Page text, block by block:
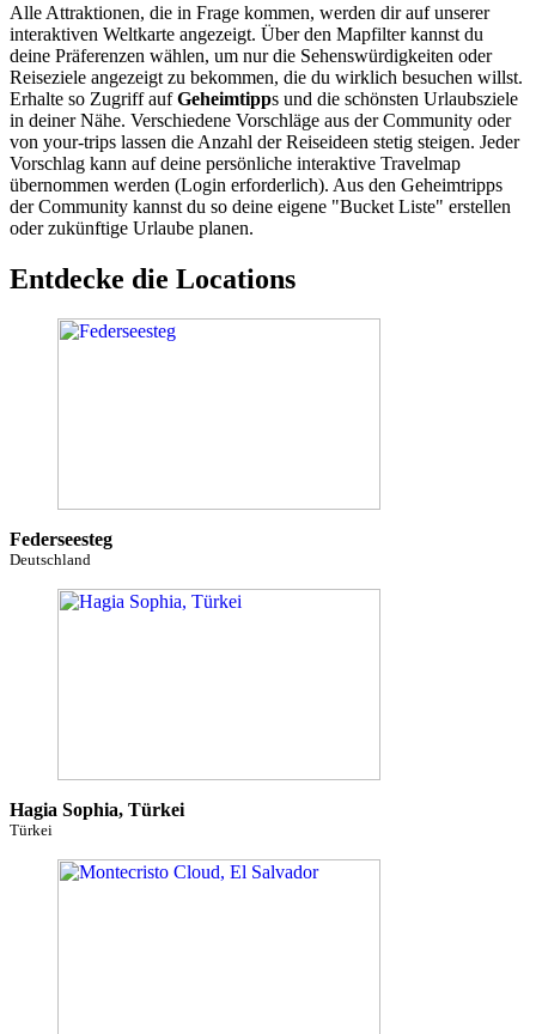
Alle Attraktionen, die in Frage kommen, werden dir auf unserer
interaktiven Weltkarte angezeigt. Über den Mapfilter kannst du
deine Präferenzen wählen, um nur die Sehenswürdigkeiten oder
Reiseziele angezeigt zu bekommen, die du wirklich besuchen willst.
Erhalte so Zugriff aufGeheimtipps und die schönsten Urlaubsziele
in deiner Nähe. Verschiedene Vorschläge aus der Community oder
von your-trips lassen die Anzahl der Reiseideen stetig steigen. Jeder
Vorschlag kann auf deine persönliche interaktive Travelmap
übernommen werden (Login erforderlich). Aus den Geheimtripps
der Community kannst du so deine eigene "Bucket Liste" erstellen
oder zukünftige Urlaube planen.
Entdecke die Locations
Federseesteg
Deutschland
Hagia Sophia, Türkei
Türkei